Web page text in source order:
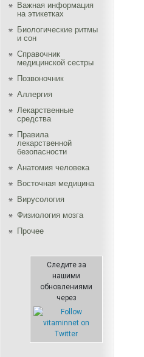
Важная информация
на этикетках
Биологические ритмы
и сон
Справочник
медицинской сестры
Позвоночник
Аллергия
Лекарственные
средства
Правила
лекарственной
безопасности
Aнатомия человека
Восточная медицина
Вирусология
Физиология мозга
Прочее
Следите за
нашими
обновлениями
через